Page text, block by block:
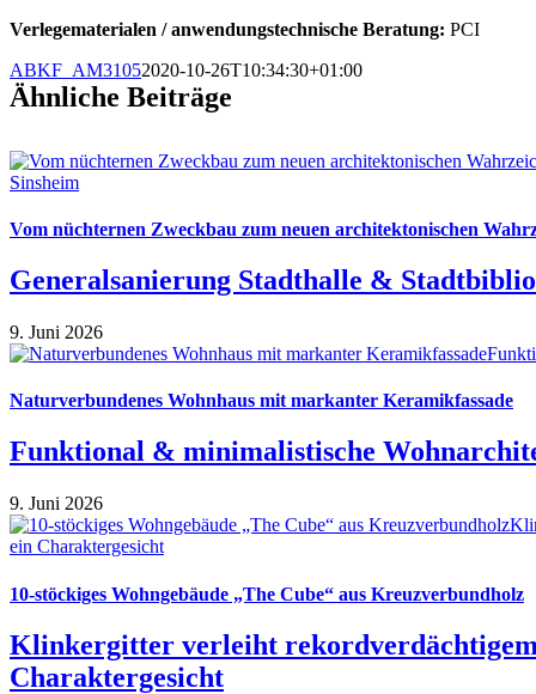
Verlegematerialen / anwendungstechnische Beratung: PCI
ABKF_AM31052020-10-26T10:34:30+01:00
Ähnliche Beiträge
Vom nüchternen Zweckbau zum neuen architektonischen
Generalsanierung Stadthalle &
9. Juni 2026
Naturverbundenes Wohnhaus mit markanter Keramikfassade
Funktional & minimalistische
9. Juni 2026
10-stöckiges Wohngebäude „The Cube“ aus Kreuzverbundholz
Klinkergitter verleiht
Charaktergesicht